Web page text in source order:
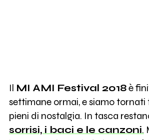
Il MI AMI Festival 2018è
settimane ormai, e siamo tornati
pieni di nostalgia. In tasca
sorrisi, i baci e le canzoni.